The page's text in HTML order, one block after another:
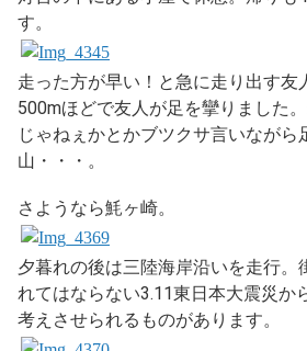
す。
走った方が早い！と急に走り出す友
500mほどで友人が足を攣りました
じゃねぇかとかブツクサ言いながら
山・・・。
さようなら魹ヶ崎。
夕暮れの後は三陸海岸沿いを走行。
れてはならない3.11東日本大震災か
考えさせられるものがあります。